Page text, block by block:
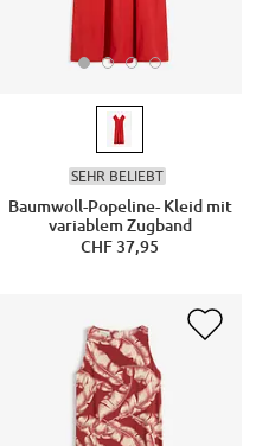
SEHR BELIEBT
Baumwoll-Popeline- Kleid mit
variablem Zugband
CHF 37,95